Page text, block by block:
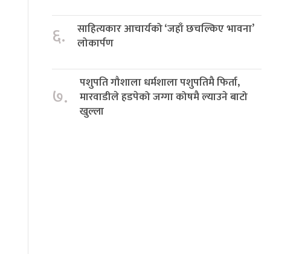
६.
साहित्यकार आचार्यको ‘जहाँ छचल्किए भावना’
लोकार्पण
७.
पशुपति गौशाला धर्मशाला पशुपतिमै फिर्ता,
मारवाडीले हडपेको जग्गा कोषमै ल्याउने बाटो
खुल्ला